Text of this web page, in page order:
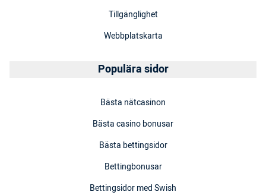
Tillgänglighet
Webbplatskarta
Populära sidor
Bästa nätcasinon
Bästa casino bonusar
Bästa bettingsidor
Bettingbonusar
Bettingsidor med Swish